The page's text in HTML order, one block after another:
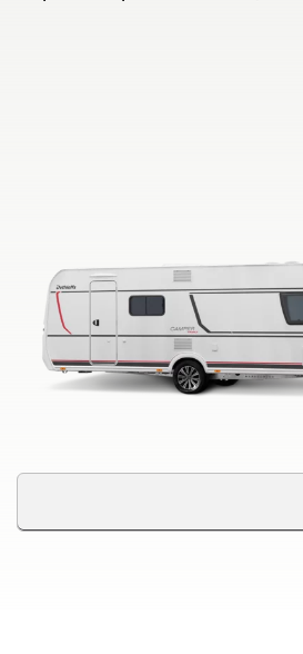
Búsqueda de
Encuentra tu concesionario